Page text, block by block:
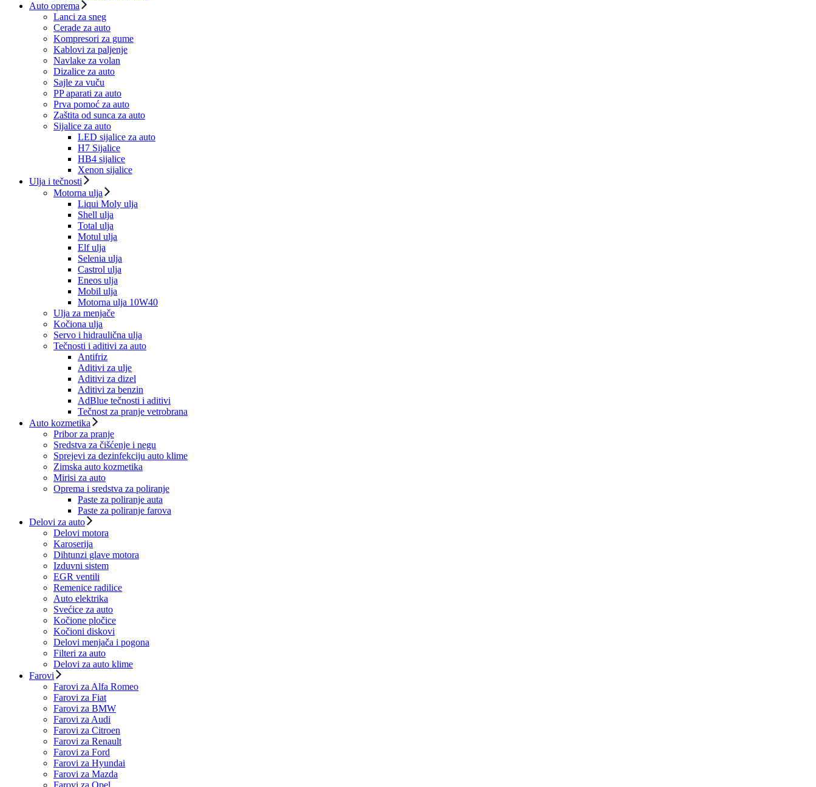
Auto oprema
Lanci za sneg
Cerade za auto
Kompresori za gume
Kablovi za paljenje
Navlake za volan
Dizalice za auto
Sajle za vuču
PP aparati za auto
Prva pomoć za auto
Zaštita od sunca za auto
Sijalice za auto
LED sijalice za auto
H7 Sijalice
HB4 sijalice
Xenon sijalice
Ulja i tečnosti
Motorna ulja
Liqui Moly ulja
Shell ulja
Total ulja
Motul ulja
Elf ulja
Selenia ulja
Castrol ulja
Eneos ulja
Mobil ulja
Motorna ulja 10W40
Ulja za menjače
Kočiona ulja
Servo i hidraulična ulja
Tečnosti i aditivi za auto
Antifriz
Aditivi za ulje
Aditivi za dizel
Aditivi za benzin
AdBlue tečnosti i aditivi
Tečnost za pranje vetrobrana
Auto kozmetika
Pribor za pranje
Sredstva za čišćenje i negu
Sprejevi za dezinfekciju auto klime
Zimska auto kozmetika
Mirisi za auto
Oprema i sredstva za poliranje
Paste za poliranje auta
Paste za poliranje farova
Delovi za auto
Delovi motora
Karoserija
Dihtunzi glave motora
Izduvni sistem
EGR ventili
Remenice radilice
Auto elektrika
Svećice za auto
Kočione pločice
Kočioni diskovi
Delovi menjača i pogona
Filteri za auto
Delovi za auto klime
Farovi
Farovi za Alfa Romeo
Farovi za Fiat
Farovi za BMW
Farovi za Audi
Farovi za Citroen
Farovi za Renault
Farovi za Ford
Farovi za Hyundai
Farovi za Mazda
Farovi za Opel